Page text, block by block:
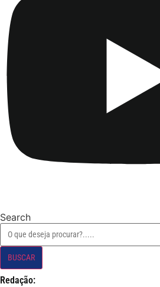
Search
BUSCAR
Redação: